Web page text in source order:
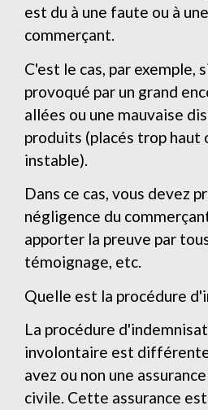
est du à une faute ou à
commerçant.
C'est le cas, par exemple,
provoqué par un grand
allées ou une mauvaise
produits (placés trop haut
instable).
Dans ce cas, vous devez
négligence du
apporter la preuve par
témoignage, etc.
Quelle est la procédure
La procédure
involontaire est
avez ou non une
civile. Cette assurance